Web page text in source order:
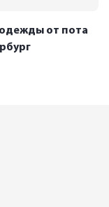
от пота